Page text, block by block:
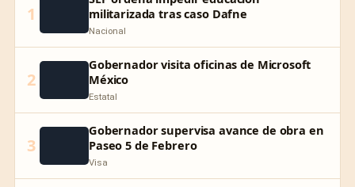
1
militarizada tras caso Dafne
Nacional
2
Gobernador visita oficinas de Microsoft
México
Estatal
3
Gobernador supervisa avance de obra en
Paseo 5 de Febrero
Visa